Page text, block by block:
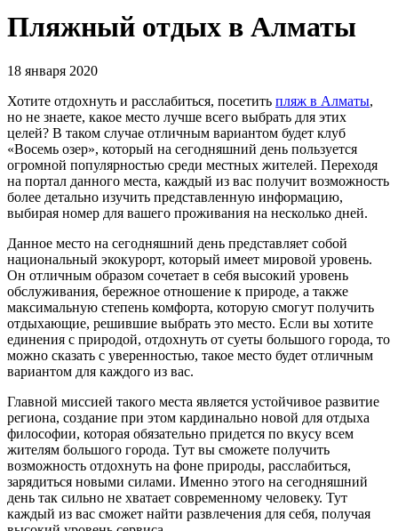
Пляжный отдых в Алматы
18 января 2020
Хотите отдохнуть и расслабиться, посетить пляж в Алматы,
но не знаете, какое место лучше всего выбрать для этих
целей? В таком случае отличным вариантом будет клуб
«Восемь озер», который на сегодняшний день пользуется
огромной популярностью среди местных жителей. Переходя
на портал данного места, каждый из вас получит возможность
более детально изучить представленную информацию,
выбирая номер для вашего проживания на несколько дней.
Данное место на сегодняшний день представляет собой
национальный экокурорт, который имеет мировой уровень.
Он отличным образом сочетает в себя высокий уровень
обслуживания, бережное отношение к природе, а также
максимальную степень комфорта, которую смогут получить
отдыхающие, решившие выбрать это место. Если вы хотите
единения с природой, отдохнуть от суеты большого города, то
можно сказать с уверенностью, такое место будет отличным
вариантом для каждого из вас.
Главной миссией такого места является устойчивое развитие
региона, создание при этом кардинально новой для отдыха
философии, которая обязательно придется по вкусу всем
жителям большого города. Тут вы сможете получить
возможность отдохнуть на фоне природы, расслабиться,
зарядиться новыми силами. Именно этого на сегодняшний
день так сильно не хватает современному человеку. Тут
каждый из вас сможет найти развлечения для себя, получая